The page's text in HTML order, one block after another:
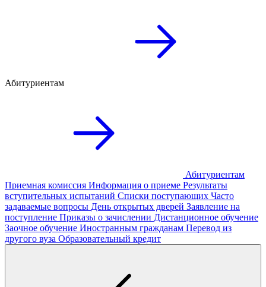
Абитуриентам
Абитуриентам
Приемная комиссия Информация о приеме Результаты
вступительных испытаний Списки поступающих Часто
задаваемые вопросы День открытых дверей Заявление на
поступление Приказы о зачислении Дистанционное обучение
Заочное обучение Иностранным гражданам Перевод из
другого вуза Образовательный кредит